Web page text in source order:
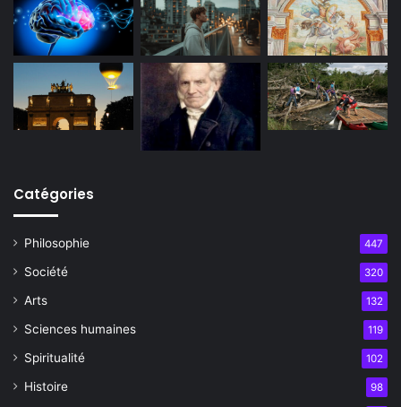
Catégories
Philosophie 447
Société 320
Arts 132
Sciences humaines 119
Spiritualité 102
Histoire 98